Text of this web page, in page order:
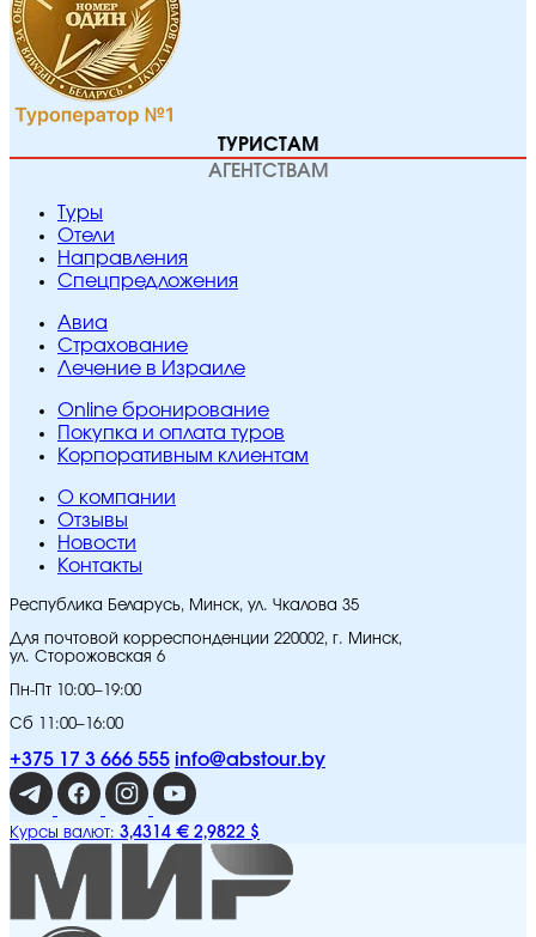
ТУРИСТАМ
АГЕНТСТВАМ
Туры
Отели
Направления
Спецпредложения
Авиа
Страхование
Лечение в Израиле
Online бронирование
Покупка и оплата туров
Корпоративным клиентам
O компании
Отзывы
Новости
Контакты
Республика Беларусь, Минск, ул. Чкалова 35
Для почтовой корреспонденции 220002, г. Минск,
ул. Сторожовская 6
Пн-Пт 10:00–19:00
Сб 11:00–16:00
+375 17 3 666 555 info@abstour.by
Курсы валют: 3,4314 € 2,9822 $